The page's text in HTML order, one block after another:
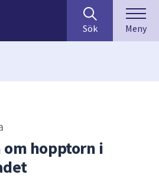
efter
innehåll
på
sökfältet
kommer
Sök Meny
hopptorn i